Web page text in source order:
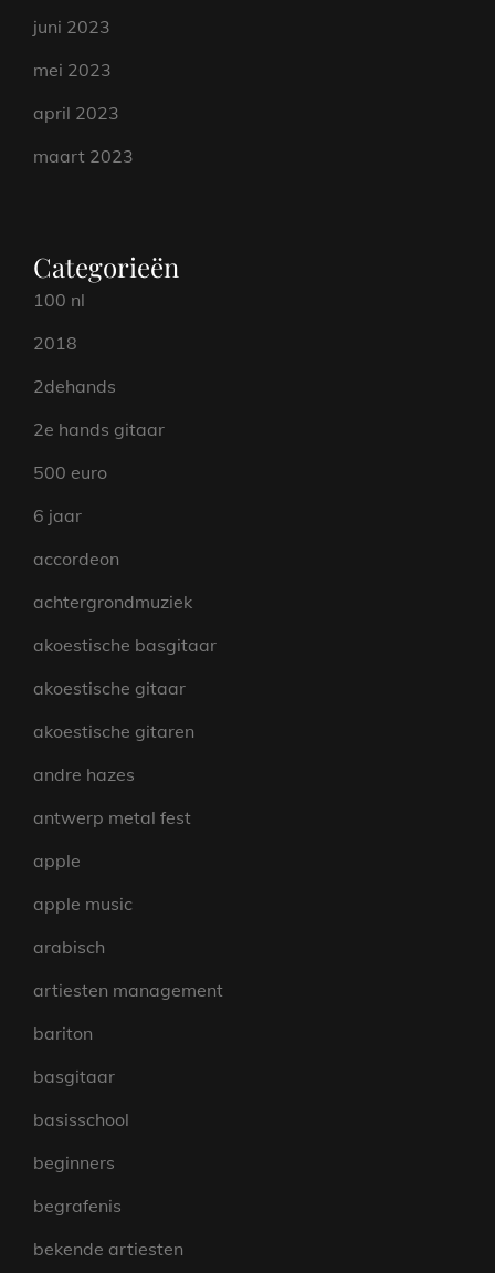
juni 2023
mei 2023
april 2023
maart 2023
Categorieën
100 nl
2018
2dehands
2e hands gitaar
500 euro
6 jaar
accordeon
achtergrondmuziek
akoestische basgitaar
akoestische gitaar
akoestische gitaren
andre hazes
antwerp metal fest
apple
apple music
arabisch
artiesten management
bariton
basgitaar
basisschool
beginners
begrafenis
bekende artiesten